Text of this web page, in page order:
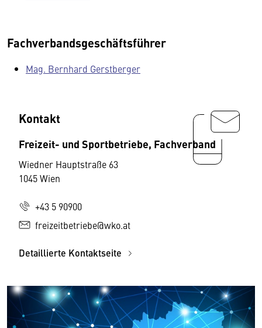
Fachverbandsgeschäftsführer
Mag. Bernhard Gerstberger
Kontakt
Freizeit- und Sportbetriebe, Fachverband
Wiedner Hauptstraße 63
1045 Wien
+43 5 90900
freizeitbetriebe@wko.at
Detaillierte Kontaktseite